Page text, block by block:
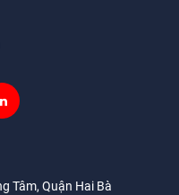
Tâm, Quận Hai Bà